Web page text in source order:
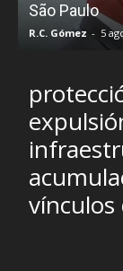
São Paulo
R.C. Gómez - 5